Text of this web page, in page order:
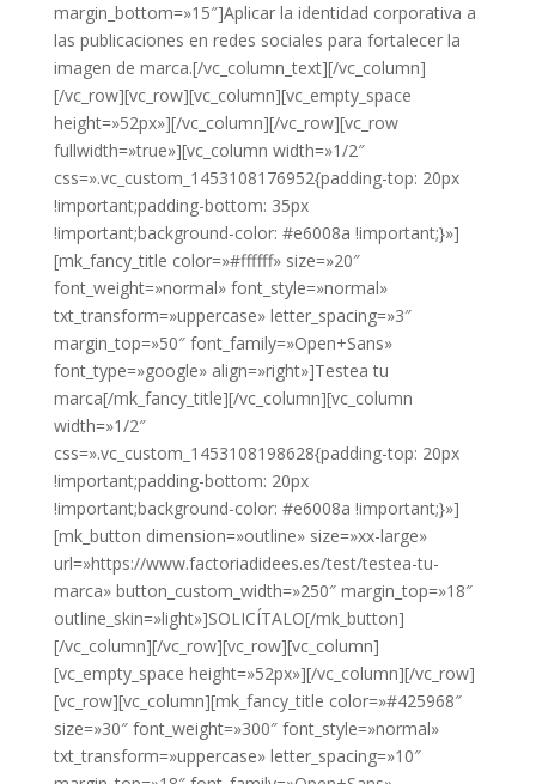
margin_bottom=»15″]Aplicar la identidad corporativa a
las publicaciones en redes sociales para fortalecer la
imagen de marca.[/vc_column_text][/vc_column]
[/vc_row][vc_row][vc_column][vc_empty_space
height=»52px»][/vc_column][/vc_row][vc_row
fullwidth=»true»][vc_column width=»1/2″
css=».vc_custom_1453108176952{padding-top: 20px
!important;padding-bottom: 35px
!important;background-color: #e6008a !important;}»]
[mk_fancy_title color=»#ffffff» size=»20″
font_weight=»normal» font_style=»normal»
txt_transform=»uppercase» letter_spacing=»3″
margin_top=»50″ font_family=»Open+Sans»
font_type=»google» align=»right»]Testea tu
marca[/mk_fancy_title][/vc_column][vc_column
width=»1/2″
css=».vc_custom_1453108198628{padding-top: 20px
!important;padding-bottom: 20px
!important;background-color: #e6008a !important;}»]
[mk_button dimension=»outline» size=»xx-large»
url=»https://www.factoriadidees.es/test/testea-tu-
marca» button_custom_width=»250″ margin_top=»18″
outline_skin=»light»]SOLICÍTALO[/mk_button]
[/vc_column][/vc_row][vc_row][vc_column]
[vc_empty_space height=»52px»][/vc_column][/vc_row]
[vc_row][vc_column][mk_fancy_title color=»#425968″
size=»30″ font_weight=»300″ font_style=»normal»
txt_transform=»uppercase» letter_spacing=»10″